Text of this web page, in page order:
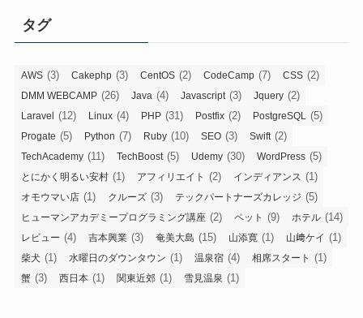
タグ
AWS (3) Cakephp (3) CentOS (2) CodeCamp (7) CSS (2)
DMM WEBCAMP (26) Java (4) Javascript(3) Jquery (2)
Laravel (12) Linux (4) PHP (31) Postfix (2) PostgreSQL (5)
Progate (5) Python (7) Ruby (10) SEO (3) Swift(2)
TechAcademy (11) TechBoost(5) Udemy (30) WordPress (5)
とにかく明るい安村 (1) アフィリエイト (2) インディアンス (1)
オモウマい店 (1) クルーズ (3) テックパートナーズカレッジ (5)
ヒューマンアカデミープログラミング講座 (2) ペット (9) ホテル (14)
レビュー (4) 吉本興業 (3) 奄美大島 (15) 山添寛 (1) 山﨑ケイ (1)
柴犬 (1) 水曜日のダウンタウン (1) 温泉宿 (4) 相席スタート (1)
蟹 (3) 西日本 (1) 関東近郊 (1) 雪見温泉 (1)